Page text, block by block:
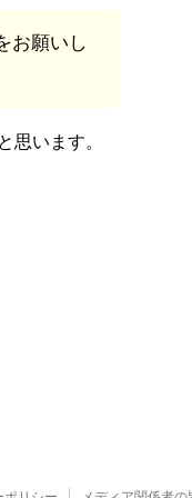
お願いし
います。